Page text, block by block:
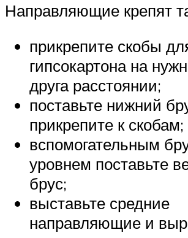
Направляющие крепят
прикрепите скобы
гипсокартона на
друга расстоянии;
поставьте нижний
прикрепите к скобам;
вспомогательным
уровнем поставьте
брус;
выставьте средние
направляющие и